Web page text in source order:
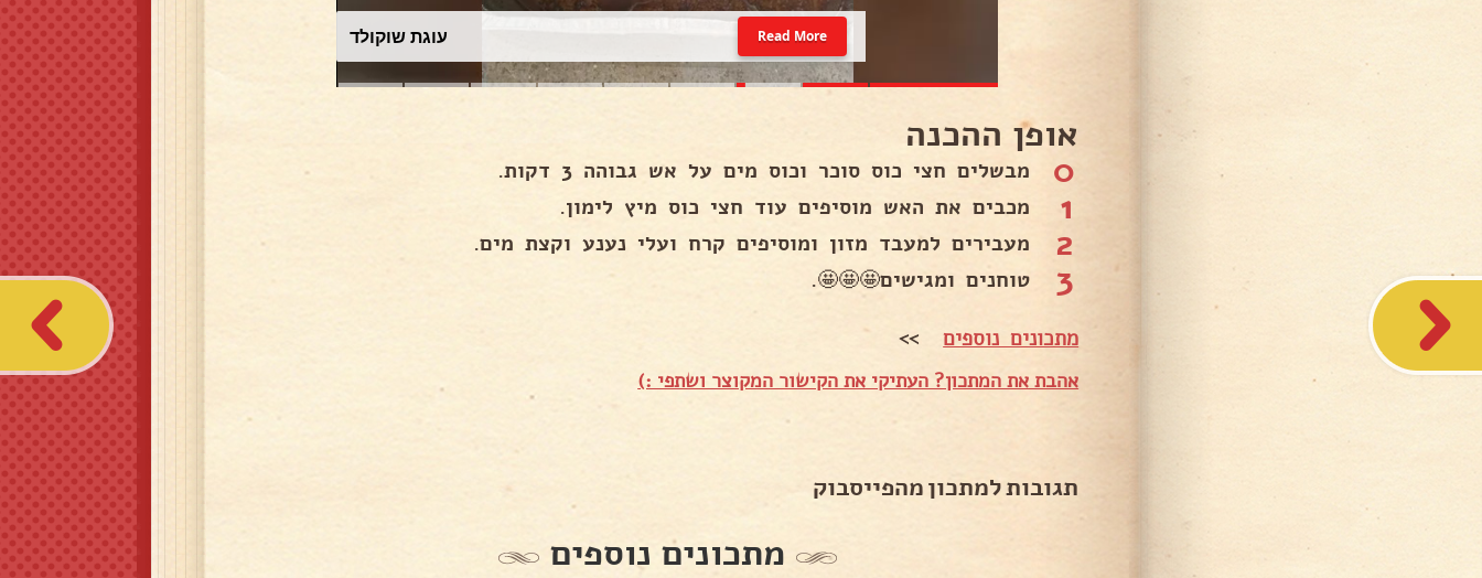
עוגת שוקולד Read More
אופן ההכנה
0 מבשלים חצי כוס סוכר וכוס מים על אש גבוהה 3 דקות.
1 מכבים את האש מוסיפים עוד חצי כוס מיץ לימון.
2 מעבירים למעבד מזון ומוסיפים קרח ועלי נענע וקצת מים.
3 טוחנים ומגישים🤩🤩🤩.
מתכונים נוספים>>
אהבת את המתכון? העתיקי את הקישור המקוצר ושתפי :)
תגובות למתכון מהפייסבוק
מתכונים נוספים